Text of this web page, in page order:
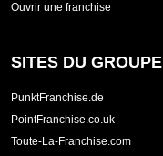
Ouvrir une franchise
SITES DU GROUPE
PunktFranchise.de
PointFranchise.co.uk
Toute-La-Franchise.com